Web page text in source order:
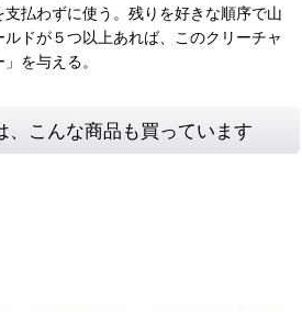
払わずに使う。残りを好きな順序で山
ドが５つ以上あれば、このクリーチャ
を与える。
、こんな商品も買っています